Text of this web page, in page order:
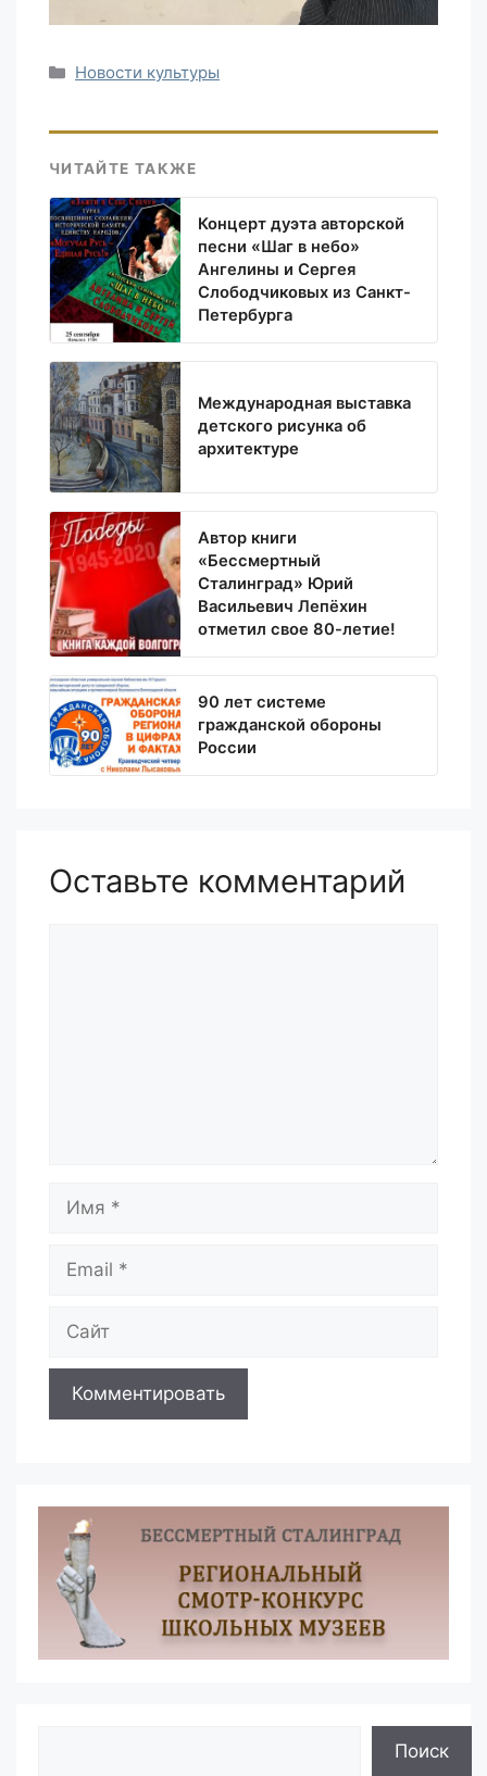
Рубрики
Новости культуры
ЧИТАЙТЕ ТАКЖЕ
Концерт дуэта авторской
песни «Шаг в небо»
Ангелины и Сергея
Слободчиковых из Санкт-
Петербурга
Международная выставка
детского рисунка об
архитектуре
Автор книги
«Бессмертный
Сталинград» Юрий
Васильевич Лепёхин
отметил свое 80-летие!
90 лет системе
гражданской обороны
России
Оставьте комментарий
Поиск